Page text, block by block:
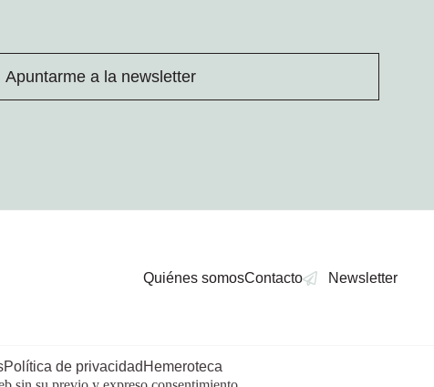
Apuntarme a la newsletter
Quiénes somosContacto Newsletter
Política de privacidad Hemeroteca